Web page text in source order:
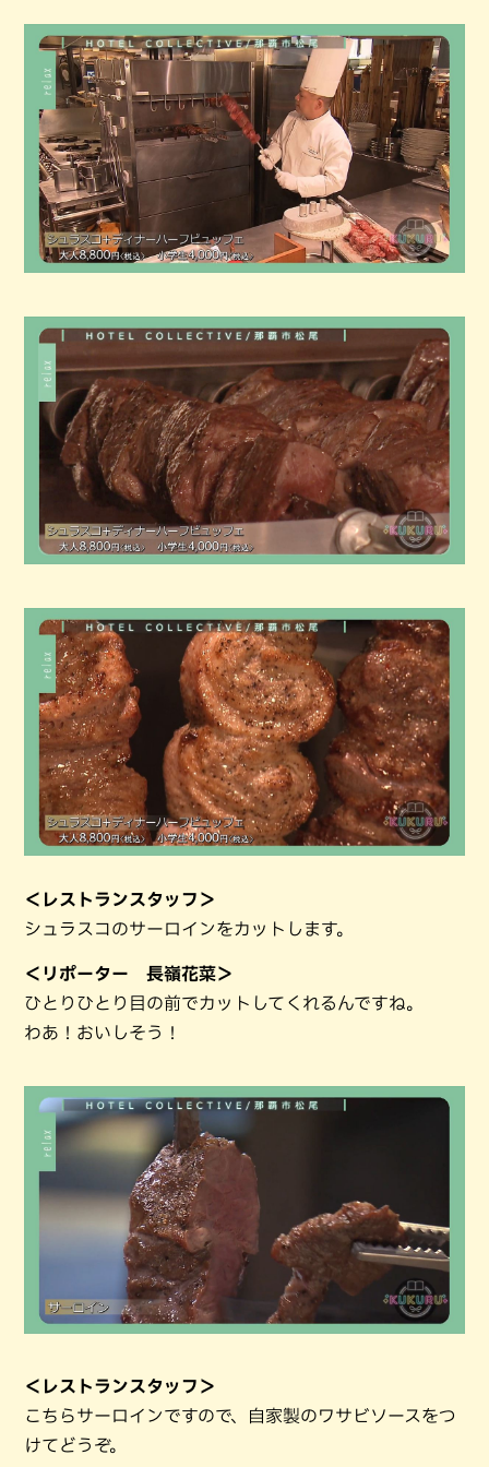
＜レストランスタッフ＞
シュラスコのサーロインをカットします。
＜リポーター 長嶺花菜＞
ひとりひとり目の前でカットしてくれるんですね。
わあ！おいしそう！
＜レストランスタッフ＞
こちらサーロインですので、自家製のワサビソースをつ
けてどうぞ。